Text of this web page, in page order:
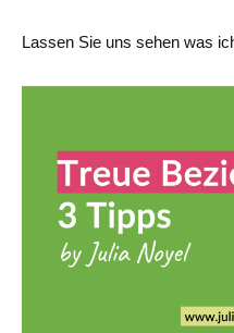
Lassen Sie uns sehen was